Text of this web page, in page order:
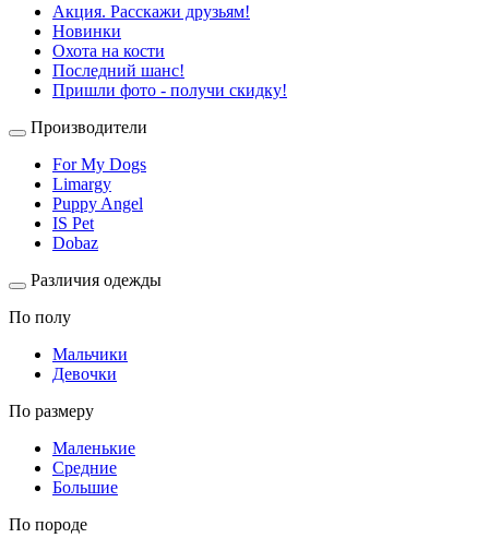
Акция. Расскажи друзьям!
Новинки
Охота на кости
Последний шанс!
Пришли фото - получи скидку!
Производители
For My Dogs
Limargy
Puppy Angel
IS Pet
Dobaz
Различия одежды
По полу
Мальчики
Девочки
По размеру
Маленькие
Средние
Большие
По породе